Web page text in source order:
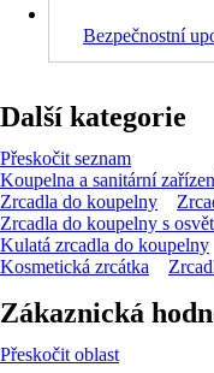
Bezpečnostní
Další kategorie
Přeskočit seznam
Koupelna a sanitární
Zrcadla do koupelny
Zrcadla do koupelny s
Kulatá zrcadla do koupelny
Kosmetická zrcátka
Zákaznická
Přeskočit oblast